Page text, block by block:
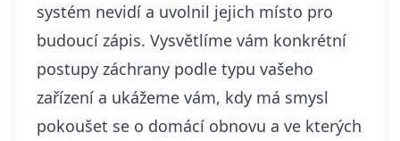
systém nevidí a uvolnil jejich místo pro
budoucí zápis. Vysvětlíme vám konkrétní
postupy záchrany podle typu vašeho
zařízení a ukážeme vám, kdy má smysl
pokoušet se o domácí obnovu a ve kterých